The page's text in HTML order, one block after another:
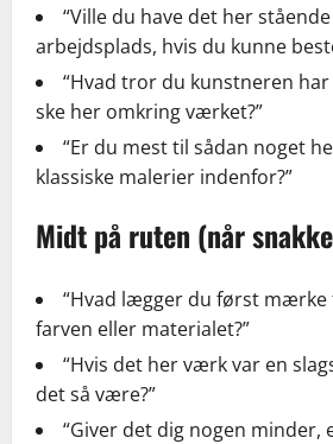
“Ville du have det her
arbejdsplads, hvis du kunne
“Hvad tror du kunstneren
ske her omkring værket?”
“Er du mest til sådan noget
klassiske malerier indenfor?”
Midt på ruten (når
“Hvad lægger du først mærke
farven eller materialet?”
“Hvis det her værk var en
det så være?”
“Giver det dig nogen minder,